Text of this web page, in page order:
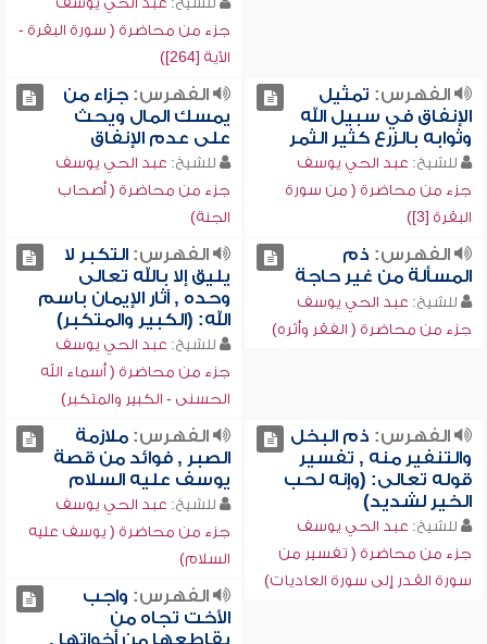
جزء من محاضرة ( سورة البقرة -
الآية [264])
الفهرس: تمثيل
الإنفاق في سبيل الله
وثوابه بالزرع كثير الثمر
للشيخ: عبد الحي يوسف
جزء من محاضرة ( من سورة
البقرة [3])
الفهرس:جزاء من
يمسك المال ويحث
على عدم الإنفاق
للشيخ: عبد الحي يوسف
جزء من محاضرة ( أصحاب
الجنة)
الفهرس: ذم
المسألة من غير حاجة
للشيخ: عبد الحي يوسف
جزء من محاضرة ( الفقر وأثره)
الفهرس:التكبر لا
يليق إلا بالله تعالى
وحده , آثار الإيمان باسم
الله: (الكبير والمتكبر)
للشيخ: عبد الحي يوسف
جزء من محاضرة ( أسماء الله
الحسنى - الكبير والمتكبر)
الفهرس: ذم البخل
والتنفير منه , تفسير
قوله تعالى: (وإنه لحب
الخير لشديد)
للشيخ: عبد الحي يوسف
جزء من محاضرة ( تفسير من
سورة القدر إلى سورة العاديات)
الفهرس:ملازمة
الصبر , فوائد من قصة
يوسف عليه السلام
للشيخ: عبد الحي يوسف
جزء من محاضرة ( يوسف عليه
السلام)
الفهرس: واجب
الأخت تجاه من
يقاطعها من أخواتها ,